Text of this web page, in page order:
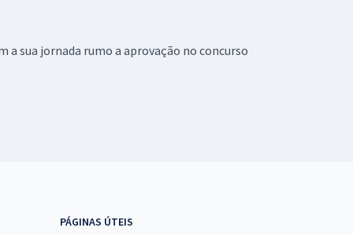
a sua jornada rumo a aprovação no concurso
PÁGINAS ÚTEIS